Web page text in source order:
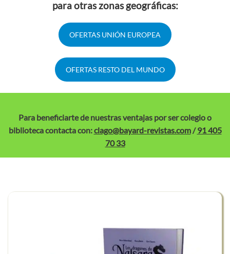
para otras zonas geográficas:
OFERTAS UNIÓN EUROPEA
OFERTAS RESTO DEL MUNDO
Para beneficiarte de nuestras ventajas por ser colegio o
biblioteca contacta con:clago@bayard-revistas.com/91 405
70 33